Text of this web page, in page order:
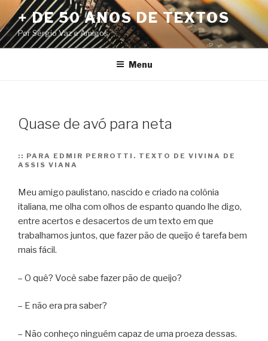
Pular
para
o
conteúdo
+ DE 50 ANOS DE TEXTOS
Por Sérgio Vaz e Amigos
Menu
Quase de avó para neta
:: PARA EDMIR PERROTTI. TEXTO DE VIVINA DE
ASSIS VIANA
Meu amigo paulistano, nascido e criado na colônia
italiana, me olha com olhos de espanto quando lhe digo,
entre acertos e desacertos de um texto em que
trabalhamos juntos, que fazer pão de queijo é tarefa bem
mais fácil.
– O quê? Você sabe fazer pão de queijo?
– E não era pra saber?
– Não conheço ninguém capaz de uma proeza dessas.